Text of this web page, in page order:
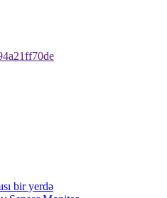
bir yerdə